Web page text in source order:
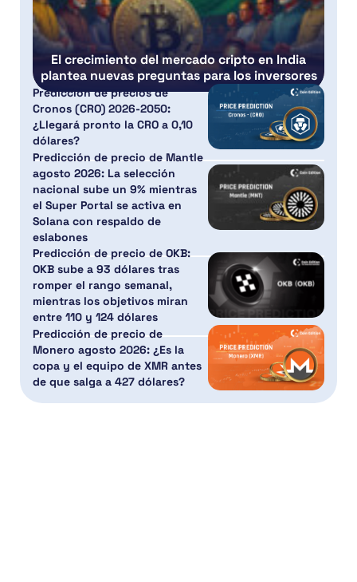
El crecimiento del mercado cripto en India
plantea nuevas preguntas para los inversores
Predicción de precios de
Cronos (CRO) 2026-2050:
¿Llegará pronto la CRO a 0,10
dólares?
Predicción de precio de Mantle
agosto 2026: La selección
nacional sube un 9% mientras
el Super Portal se activa en
Solana con respaldo de
eslabones
Predicción de precio de OKB:
OKB sube a 93 dólares tras
romper el rango semanal,
mientras los objetivos miran
entre 110 y 124 dólares
Predicción de precio de
Monero agosto 2026: ¿Es la
copa y el equipo de XMR antes
de que salga a 427 dólares?